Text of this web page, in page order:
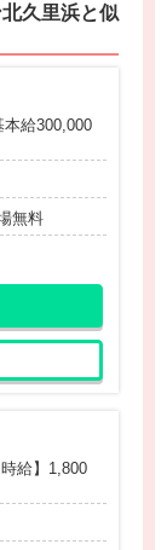
久里浜と似
給300,000
無料
給】1,800